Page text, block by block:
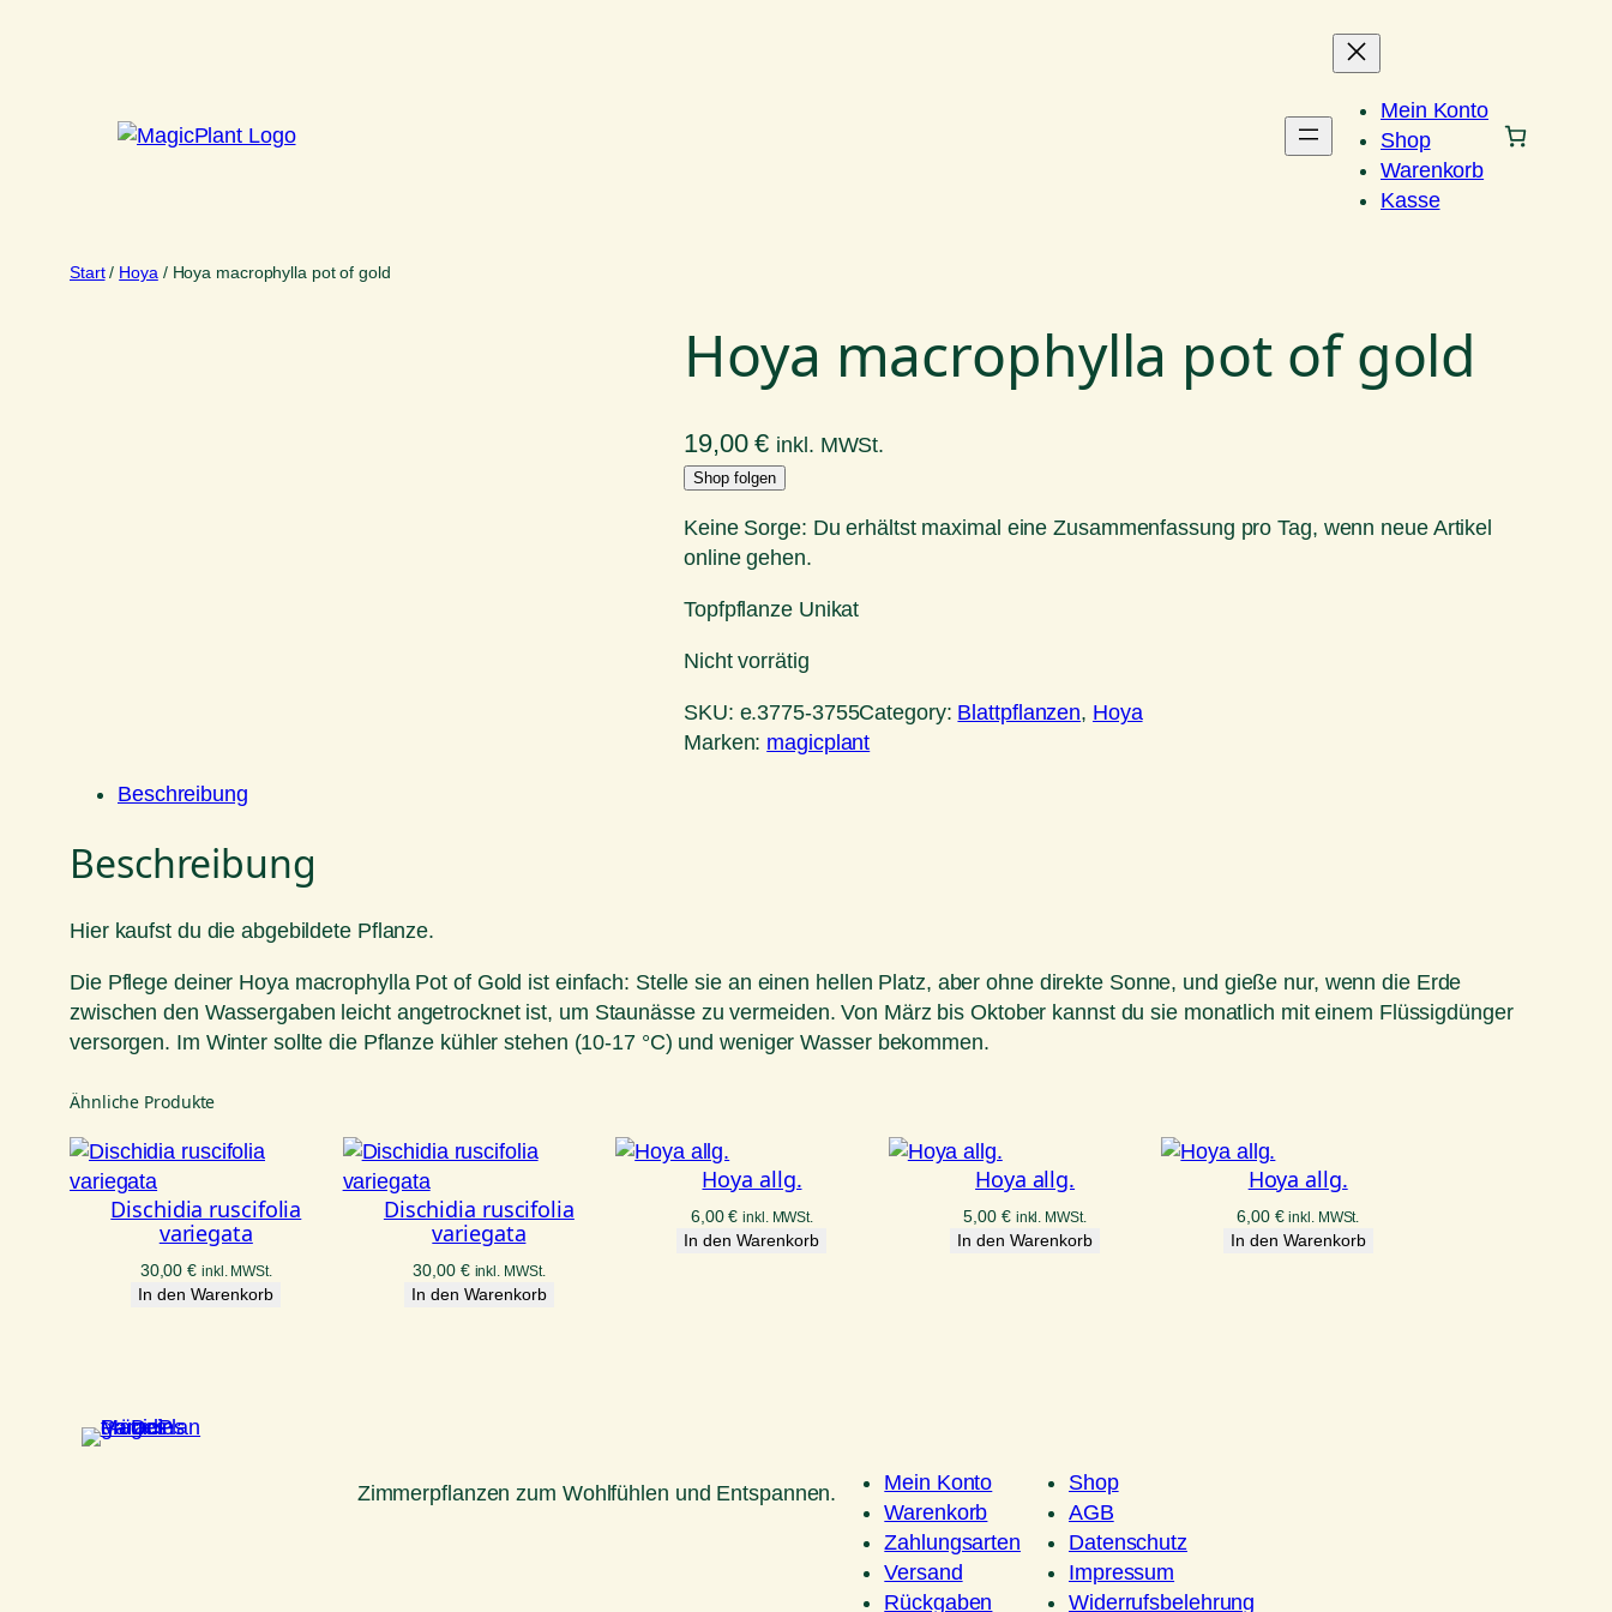
Mein Konto
Shop
Warenkorb
Kasse
Start/ Hoya / Hoya macrophylla pot of gold
Hoya macrophylla pot of gold
19,00€ inkl. MWSt.
Shop folgen
Keine Sorge: Du erhältst maximal eine Zusammenfassung pro Tag, wenn neue Artikel
online gehen.
Topfpflanze Unikat
Nicht vorrätig
SKU: e.3775-3755Category: Blattpflanzen, Hoya
Marken: magicplant
Beschreibung
Beschreibung
Hier kaufst du die abgebildete Pflanze.
Die Pflege deiner Hoya macrophylla Pot of Gold ist einfach: Stelle sie an einen hellen Platz, aber ohne direkte Sonne, und gieße nur, wenn die Erde
zwischen den Wassergaben leicht angetrocknet ist, um Staunässe zu vermeiden. Von März bis Oktober kannst du sie monatlich mit einem Flüssigdünger
versorgen. Im Winter sollte die Pflanze kühler stehen (10-17 °C) und weniger Wasser bekommen.
Ähnliche Produkte
Dischidia ruscifolia
variegata
30,00€ inkl. MWSt.
In den Warenkorb
Dischidia ruscifolia
variegata
30,00 € inkl. MWSt.
In den Warenkorb
Hoya allg.
6,00€ inkl. MWSt.
In den Warenkorb
Hoya allg.
5,00 € inkl. MWSt.
In den Warenkorb
Hoya allg.
6,00 € inkl. MWSt.
In den Warenkorb
Zimmerpflanzen zum Wohlfühlen und Entspannen.
Mein Konto
Warenkorb
Zahlungsarten
Versand
Rückgaben
Shop
AGB
Datenschutz
Impressum
Widerrufsbelehrung